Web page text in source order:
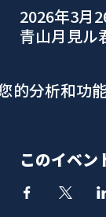
2026年3月
青山月見
的分析和功
このイベン